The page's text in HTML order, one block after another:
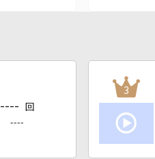
---- 回
----
3